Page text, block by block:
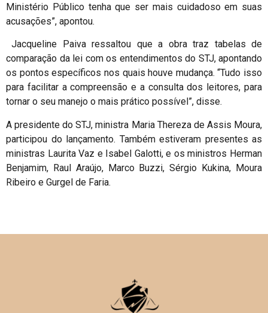
Ministério Público tenha que ser mais cuidadoso em suas
acusações”, apontou.
Jacqueline Paiva ressaltou que a obra traz tabelas de
comparação da lei com os entendimentos do STJ, apontando
os pontos específicos nos quais houve mudança. “Tudo isso
para facilitar a compreensão e a consulta dos leitores, para
tornar o seu manejo o mais prático possível”, disse.
A presidente do STJ, ministra Maria Thereza de Assis Moura,
participou do lançamento. Também estiveram presentes as
ministras Laurita Vaz e Isabel Galotti, e os ministros Herman
Benjamim, Raul Araújo, Marco Buzzi, Sérgio Kukina, Moura
Ribeiro e Gurgel de Faria.